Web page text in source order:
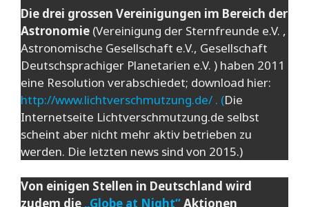
Die drei grossen Vereinigungen im Bereich der
Astronomie (Vereinigung der Sternfreunde e.V. ,
Astronomische Gesellschaft e.V., Gesellschaft
Deutschsprachiger Planetarien e.V. ) haben 2011
eine Resolution verabschiedet; download hier:
http://www.lichtverschmutzung.de/ . (Die
Internetseite Lichtverschmutzung.de selbst
scheint aber nicht mehr aktiv betrieben zu
werden. Die letzten news sind von 2015.)
Von einigen Stellen in Deutschland wird
zudem die „Globe at Night“Aktionen